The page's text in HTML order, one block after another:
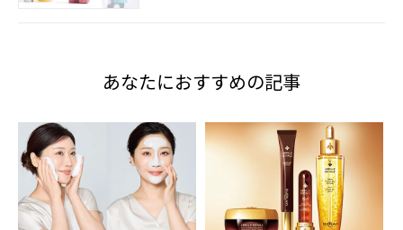
あなたにおすすめの記事